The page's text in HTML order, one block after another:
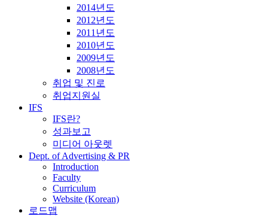
2014년도
2012년도
2011년도
2010년도
2009년도
2008년도
취업 및 진로
취업지원실
IFS
IFS란?
성과보고
미디어 아웃렛
Dept. of Advertising & PR
Introduction
Faculty
Curriculum
Website (Korean)
로드맵